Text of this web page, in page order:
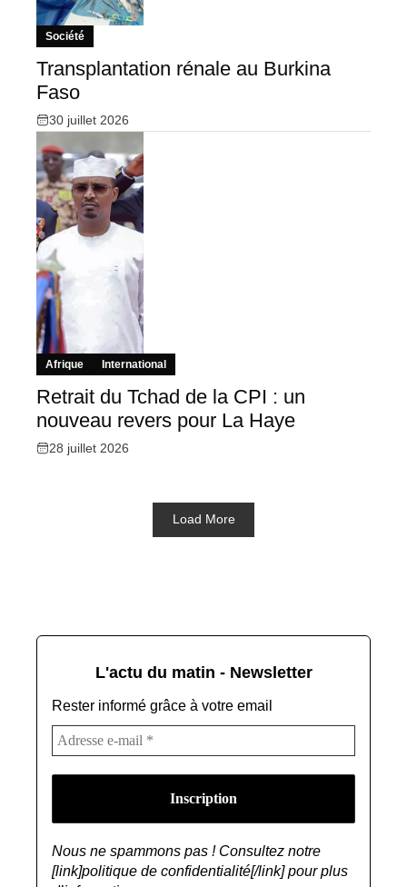
Société
Transplantation rénale au Burkina
Faso
30 juillet 2026
Afrique International
Retrait du Tchad de la CPI : un
nouveau revers pour La Haye
28 juillet 2026
Load More
L'actu du matin - Newsletter
Rester informé grâce à votre email
Nous ne spammons pas ! Consultez notre
[link]politique de confidentialité[/link] pour plus